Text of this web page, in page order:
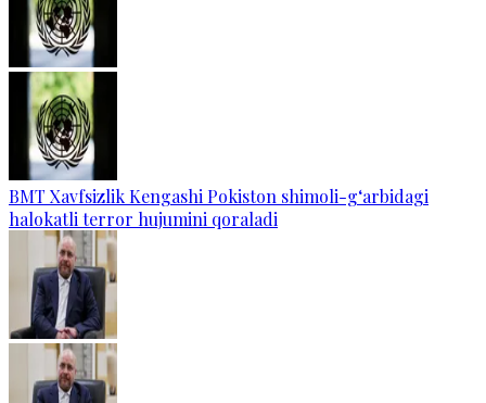
BMT Xavfsizlik Kengashi Pokiston shimoli-g‘arbidagi
halokatli terror hujumini qoraladi